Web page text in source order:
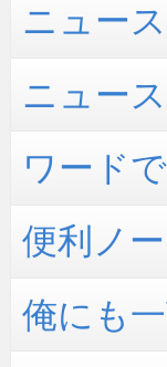
ニュース
ニュース
ワード
便利ノー
俺にも